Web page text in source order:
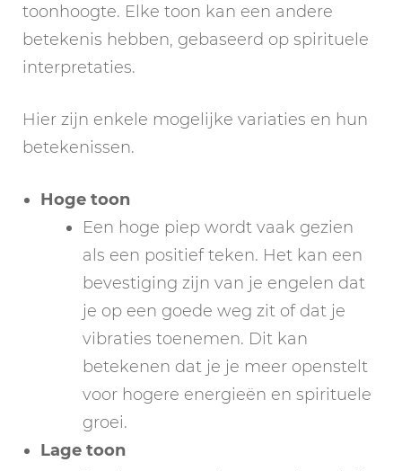
toonhoogte. Elke toon kan een andere
betekenis hebben, gebaseerd op spirituele
interpretaties.
Hier zijn enkele mogelijke variaties en hun
betekenissen.
Hoge toon
Een hoge piep wordt vaak gezien
als een positief teken. Het kan een
bevestiging zijn van je engelen dat
je op een goede weg zit of dat je
vibraties toenemen. Dit kan
betekenen dat je je meer openstelt
voor hogere energieën en spirituele
groei.
Lage toon